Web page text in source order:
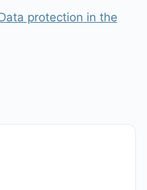
protection in the